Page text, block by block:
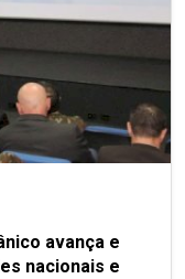
avança e
nacionais e